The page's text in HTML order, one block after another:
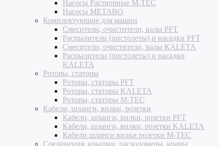
Насосы Растворные M-TEC
Насосы METABO
Комплектующие для машин
Смесители, очистители, валы PFT
Распылители (пистолеты) и насадки PFT
Смесители, очистители, валы KALETA
Распылители (пистолеты) и насадки
KALETA
Роторы, статоры
Роторы, статоры PFT
Роторы, статоры KALETA
Роторы, статоры M-TEC
Кабели, шланги, вилки, розетки
Кабели, шланги, вилки, розетки PFT
Кабели, шланги, вилки, розетки KALETA
Кабели шланги вилки розетки M-TEC
Соединения, крышки, расходомеры, краны